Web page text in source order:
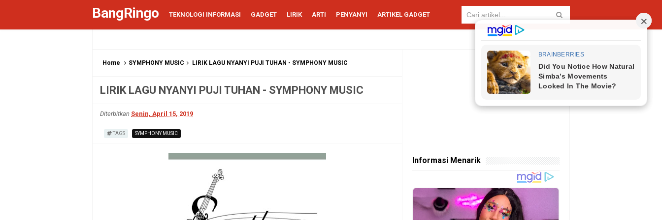
BangRingo TEKNOLOGI INFORMASI GADGET LIRIK ARTI PENYANYI ARTIKEL GADGET
Home SYMPHONY MUSIC LIRIK LAGU NYANYI PUJI TUHAN - SYMPHONY MUSIC
LIRIK LAGU NYANYI PUJI TUHAN - SYMPHONY MUSIC
Diterbitkan Senin, April 15, 2019
TAGS SYMPHONY MUSIC
Informasi Menarik